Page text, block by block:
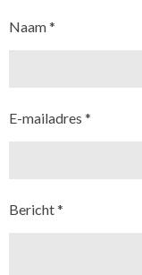
Naam *
E-mailadres *
Bericht *